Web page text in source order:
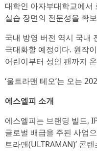
대학인 아자부대학교에서
실습 장면의 전문성을 확
국내 방영 버전 역시 국내
극대화할 예정이다. 원작
어린이부터 성인 팬까지
‘울트라맨 테오’는 오는
에스엘피 소개
에스엘피는 브랜딩 빌드,
글로벌 배급을 주된 사업
트라맨(ULTRAMAN)’ 콘